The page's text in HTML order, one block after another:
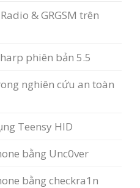
& GRGSM trên
phiên bản 5.5
nghiên cứu an toàn
Teensy HID
bằng Unc0ver
bằng checkra1n